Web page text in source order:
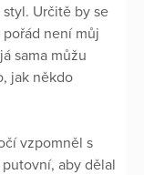
Určitě by se
pořád není můj
sama můžu
jak někdo
vzpomněl s
aby dělal